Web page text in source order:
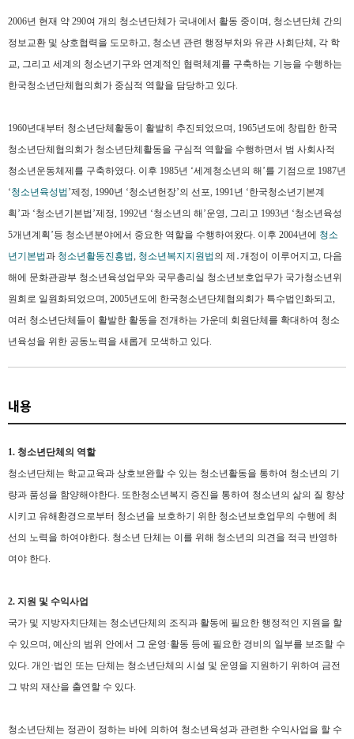
2006년 현재 약 290여 개의 청소년단체가 국내에서 활동 중이며, 청소년단체 간의
정보교환 및 상호협력을 도모하고, 청소년 관련 행정부처와 유관 사회단체 , 각 학
교, 그리고 세계의 청소년기구와 연계적인 협력체계를 구축하는 기능을 수행하는
한국청소년단체협의회가 중심적 역할을 담당하고 있다.
1960년대부터 청소년단체활동이 활발히 추진되었으며, 1965년도에 창립한 한국
청소년단체협의회가 청소년단체활동을 구심적 역할을 수행하면서 범 사회사적
청소년운동체제를 구축하였다. 이후 1985년 ‘세계청소년의 해’를 기점으로 1987년
‘청소년육성법 ’제정, 1990년 ‘청소년헌장’의 선포, 1991년 ‘한국청소년기본계
획’과 ‘청소년기본법’제정, 1992년 ‘청소년의 해’운영, 그리고 1993년 ‘청소년육성
5개년계획’등 청소년분야에서 중요한 역할을 수행하여왔다. 이후 2004년에 청소
년기본법과 청소년활동진흥법, 청소년복지지원법 의 제 ․개정이 이루어지고, 다음
해에 문화관광부 청소년육성업무와 국무총리실 청소년보호업무가 국가청소년위
원회로 일원화되었으며, 2005년도에 한국청소년단체협의회가 특수법인화되고,
여러 청소년단체들이 활발한 활동을 전개하는 가운데 회원단체를 확대하여 청소
년육성을 위한 공동노력을 새롭게 모색하고 있다.
내용
1. 청소년단체의 역할
청소년단체는 학교교육과 상호보완할 수 있는 청소년활동을 통하여 청소년의 기
량과 품성을 함양해야한다. 또한청소년복지 증진을 통하여 청소년의 삶의 질 향상
시키고 유해환경으로부터 청소년을 보호하기 위한 청소년보호업무의 수행에 최
선의 노력을 하여야한다. 청소년 단체는 이를 위해 청소년의 의견을 적극 반영하
여야 한다.
2. 지원 및 수익사업
국가 및 지방자치단체는 청소년단체의 조직과 활동에 필요한 행정적인 지원을 할
수 있으며, 예산의 범위 안에서 그 운영·활동 등에 필요한 경비의 일부를 보조할 수
있다. 개인·법인 또는 단체는 청소년단체의 시설 및 운영을 지원하기 위하여 금전
그 밖의 재산을 출연할 수 있다.
청소년단체는 정관이 정하는 바에 의하여 청소년육성과 관련한 수익사업을 할 수